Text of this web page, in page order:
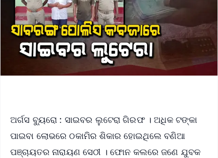
ଅର୍ଗସ ବ୍ୟୁରୋ : ସାଇବର ଲୁଟେରା ଗିରଫ । ଅଧିକ ଟଙ୍କା
ପାଇବା ଲୋଭରେ ଠକାମିର ଶିକାର ହୋଇଥିଲେ ବଣିଆ
ପଞ୍ଚାୟତର ନାରାୟଣ ସେଠୀ । ଫୋନ କଲରେ ଜଣେ ଯୁବକ